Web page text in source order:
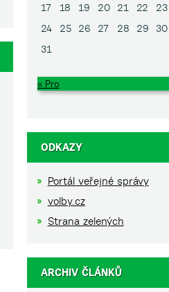
17
18 19 20 21 22
23
24
25 26 27 28 29
30
31
« Pro
ODKAZY
Portál veřejné správy
volby.cz
Strana zelených
ARCHIV ČLÁNKŮ